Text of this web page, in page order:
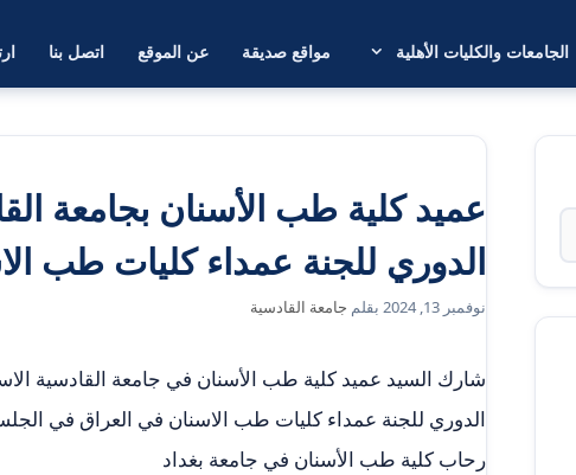
الجامعات والكليات الأهلية مواقع صديقة عن الموقع اتصل بنا
عميد كلية طب الأسنان بجامعة
الدوري للجنة عمداء كليات طب
نوفمبر 13, 2024 بقلم جامعة القادسية
شارك السيد عميد كلية طب الأسنان في جامعة القادسية
رحاب كلية طب الأسنان في جامعة بغداد